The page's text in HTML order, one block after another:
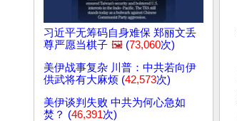
习近平无筹码自身难保 郑丽文丢
尊严愿当棋子 🖼️ (73,060次)
美伊战事复杂 川普：中共若向伊
供武将有大麻烦 (42,573次)
美伊谈判失败 中共为何心急如
焚？ (46,391次)